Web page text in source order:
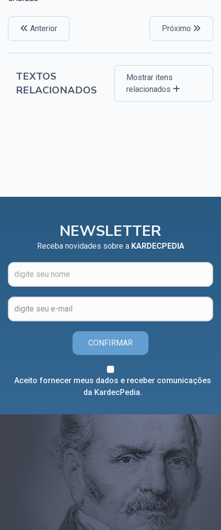
Anterior Próximo
TEXTOS
RELACIONADOS
Mostrar itens
relacionados
NEWSLETTER
Receba novidades sobre a KARDECPEDIA
CONFIRMAR
Aceito fornecer meus dados e receber comunicações
da KardecPedia.